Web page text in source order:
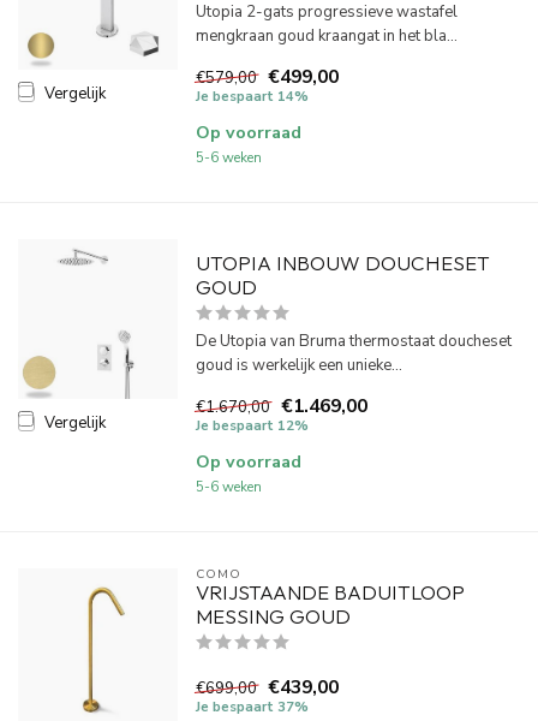
Vergelijk
Utopia 2-gats progressieve wastafel
mengkraan goud kraangat in het bla...
€579,00 €499,00
Je bespaart 14%
Op voorraad
5-6 weken
Vergelijk
UTOPIA INBOUW DOUCHESET
GOUD
De Utopia van Bruma thermostaat doucheset
goud is werkelijk een unieke...
€1.670,00 €1.469,00
Je bespaart 12%
Op voorraad
5-6 weken
COMO
VRIJSTAANDE BADUITLOOP
MESSING GOUD
€699,00 €439,00
Je bespaart 37%